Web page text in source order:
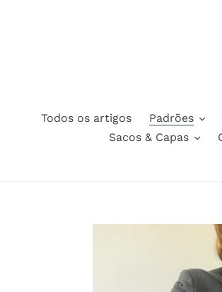
Todos os artigos Padrões
Sacos & Capas